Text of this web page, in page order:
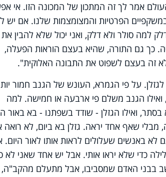
אמר לך זה המתכון של המכונה הזו. אי
הפרטיות והמצומצמות שלנו. אם יש
למה סולר ולא דלק, ואני יכול שלא להבין את
כך גם התורה, שהיא בעצם הוראות הפעלה,
זה בעצם לשפוט את התבונה האלוקית".
על פי הגמרא, העונש של הגנב חמור
הגנב משלם פי ארבעה או חמישה. למה
ואילו הגזלן - שודד בשפתנו - בא באור
שאף אחד יראה. גזלן בא ביום, לא רואה
באנשים שעלולים לראות אותו לאור היום.
כדי שלא יראו אותי. אבל יש אחד שאני לא
בבני האדם שמסביבו, אבל מתעלם מהקב"ה,